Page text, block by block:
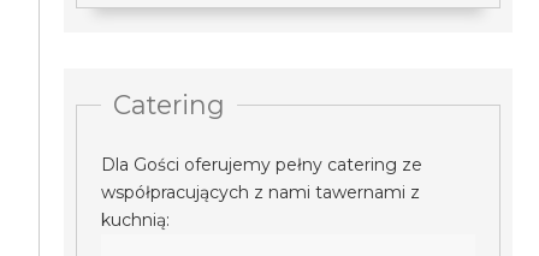
Catering
Dla Gości oferujemy pełny catering ze
współpracujących z nami tawernami z
kuchnią: